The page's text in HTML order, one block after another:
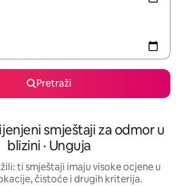
Pretraži
smještaji za odmor u
blizini · Unguja
ti smještaji imaju visoke ocjene u
čistoće i drugih kriterija.